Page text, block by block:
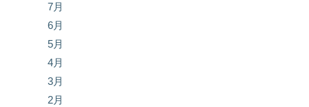
7月
6月
5月
4月
3月
2月